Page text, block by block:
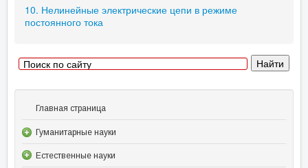
10. Нелинейные электрические цепи в режиме
постоянного тока
Главная страница
Гуманитарные науки
Естественные науки